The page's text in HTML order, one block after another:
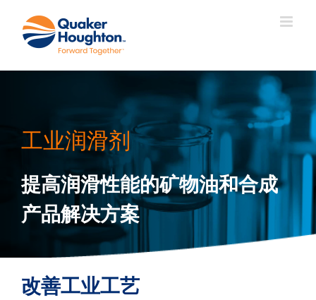
工业润滑剂
提高润滑性能的矿物油和合成
产品解决方案
改善工业工艺